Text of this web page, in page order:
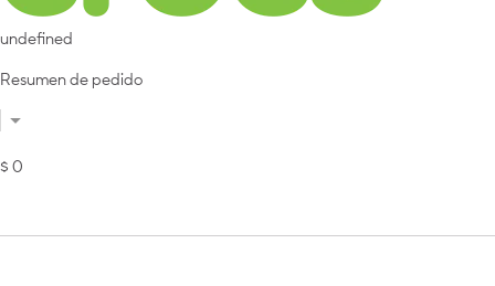
undefined
Resumen de pedido
$ 0